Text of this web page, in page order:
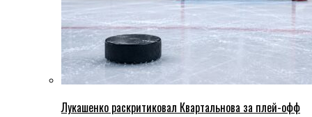
Лукашенко раскритиковал Квартальнова за плей-офф